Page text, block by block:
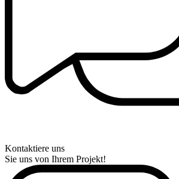
Kontaktiere uns
Sie uns von Ihrem Projekt!